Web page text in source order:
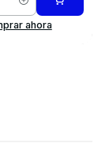
ahora